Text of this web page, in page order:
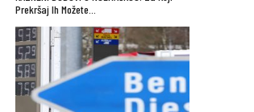
Prekršaj Ih Možete…